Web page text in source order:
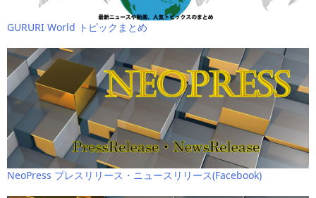
GURURI World トピックまとめ
NeoPress プレスリリース・ニュースリリース(Facebook)